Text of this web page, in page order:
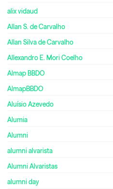
alix vidaud
Allan S. de Carvalho
Allan Silva de Carvalho
Allexandro E. Mori Coelho
Almap BBDO
AlmapBBDO
Aluísio Azevedo
Alumia
Alumni
alumni alvarista
Alumni Alvaristas
alumni day